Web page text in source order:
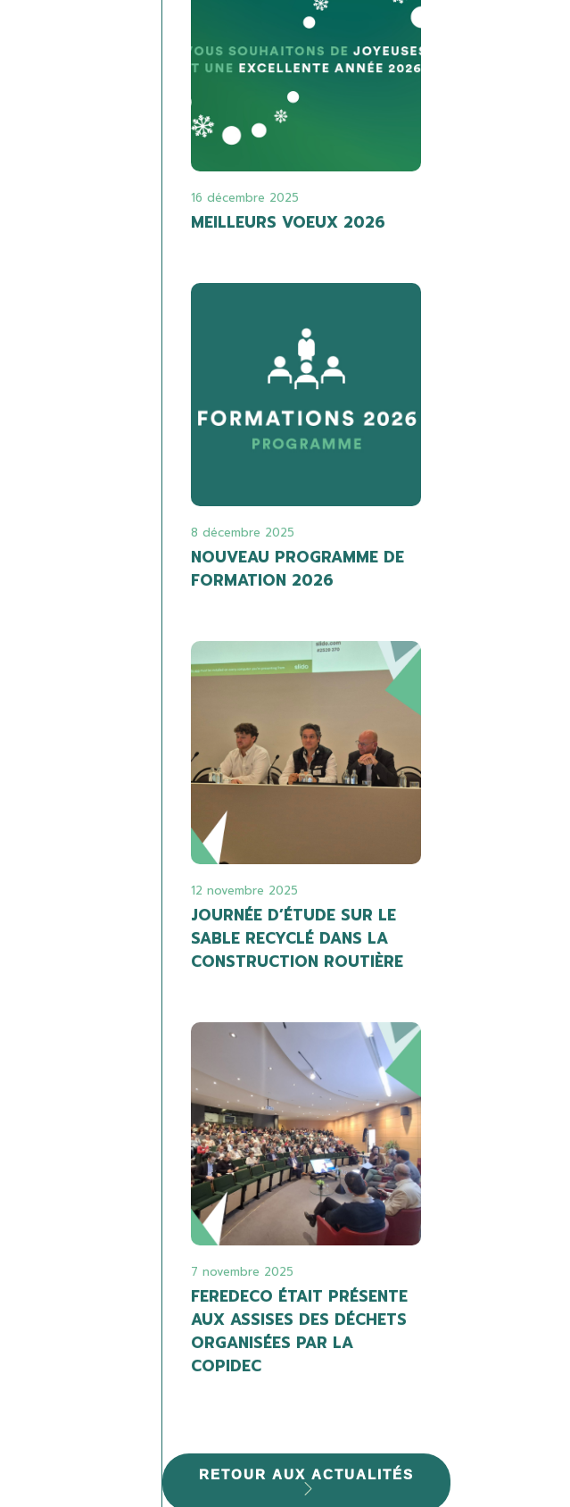
16 décembre 2025
MEILLEURS VOEUX 2026
8 décembre 2025
NOUVEAU PROGRAMME DE
FORMATION 2026
12 novembre 2025
JOURNÉE D’ÉTUDE SUR LE
SABLE RECYCLÉ DANS LA
CONSTRUCTION ROUTIÈRE
7 novembre 2025
FEREDECO ÉTAIT PRÉSENTE
AUX ASSISES DES DÉCHETS
ORGANISÉES PAR LA
COPIDEC
RETOUR AUX ACTUALITÉS